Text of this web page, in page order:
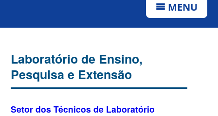
MENU
Laboratório de Ensino,
Pesquisa e Extensão
Setor dos Técnicos de Laboratório